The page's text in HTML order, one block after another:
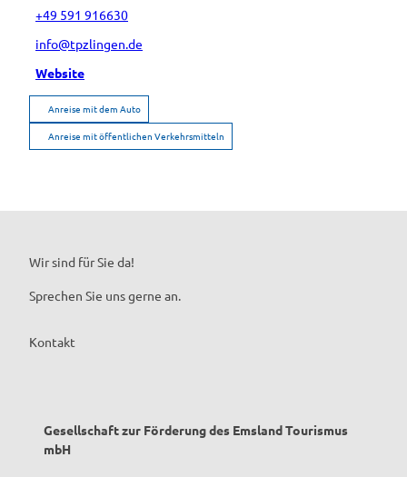
+49 591 916630
info@tpzlingen.de
Website
Anreise mit dem Auto
Anreise mit öffentlichen Verkehrsmitteln
Wir sind für Sie da!
Sprechen Sie uns gerne an.
Kontakt
Gesellschaft zur Förderung des Emsland Tourismus
mbH